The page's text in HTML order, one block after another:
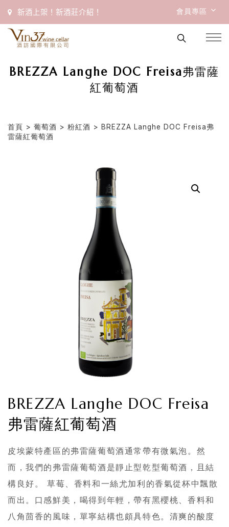
新酒上架！新酒莊介紹！ 會員專區
BREZZA Langhe DOC Freisa弗雷薩
紅葡萄酒
首頁 > 葡萄酒 > 粉紅酒 > BREZZA Langhe DOC Freisa弗
雷薩紅葡萄酒
BREZZA Langhe DOC Freisa
弗雷薩紅葡萄酒
皮埃蒙特產區的弗雷薩葡萄酒通常帶有微氣泡。然
而，我們的弗雷薩葡萄酒是靜止型乾型葡萄酒，且結
構良好。 草莓、香料和一絲尤加利的香氣從杯中飄散
而出。口感鮮美，喝得到年輕，帶有黑櫻桃、香料和
八角茴香的風味，單寧結構也頗具特色。清爽的酸度